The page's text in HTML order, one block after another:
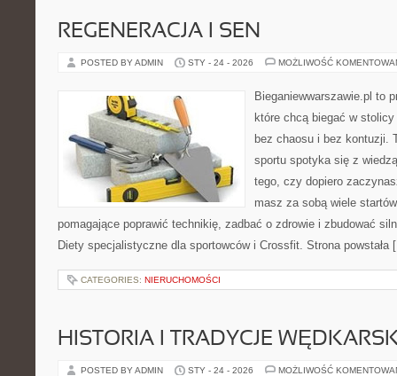
REGENERACJA I SEN
POSTED BY ADMIN STY - 24 - 2026 MOŻLIWOŚĆ
Bieganiewwarszawie.pl to
które chcą biegać w
bez chaosu i bez kontuzji.
sportu spotyka się z
tego, czy dopiero
masz za sobą wiele
pomagające poprawić technikię, zadbać o zdrowie i zbudować
Diety specjalistyczne dla sportowców i Crossfit. Strona
CATEGORIES: NIERUCHOMOŚCI
HISTORIA I TRADYCJE
POSTED BY ADMIN STY - 24 - 2026 MOŻLIWOŚĆ